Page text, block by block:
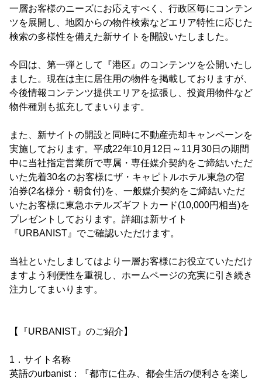
一層お客様のニーズにお応えすべく、行政区毎にコンテン
ツを展開し、地図からの物件検索などエリア特性に応じた
検索の多様性を備えた新サイトを開設いたしました。
今回は、第一弾として『港区』のコンテンツを公開いたし
ました。現在は主に居住用の物件を掲載しておりますが、
今後情報コンテンツ提供エリアを拡張し、投資用物件など
物件種別も拡充してまいります。
また、新サイトの開設と同時に不動産売却キャンペーンを
実施しております。平成22年10月12日～11月30日の期間
中に当社指定営業所で専属・専任媒介契約をご締結いただ
いた先着30名のお客様にザ・キャピトルホテル東急の宿
泊券(2名様分・朝食付)を、一般媒介契約をご締結いただ
いたお客様に東急ホテルズギフトカード(10,000円相当)を
プレゼントしております。詳細は新サイト
『URBANIST』でご確認いただけます。
当社といたしましてはより一層お客様にお役立ていただけ
ますよう利便性を重視し、ホームページの充実に引き続き
注力してまいります。
【『URBANIST』のご紹介】
1．サイト名称
英語のurbanist：『都市に住み、都会生活の便利さを楽し